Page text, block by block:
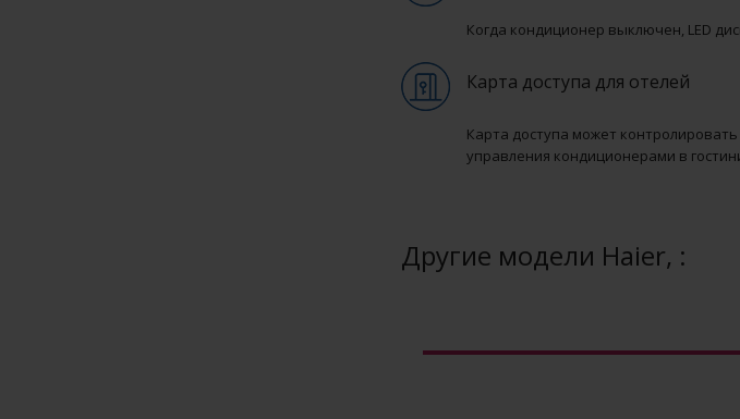
Когда кондиционер выключен, LED
Карта доступа для отелей
Карта доступа может
управления кондиционерами в
Другие модели Haier, :